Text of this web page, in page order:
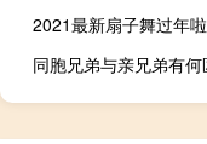
2021最新扇子舞过年啦